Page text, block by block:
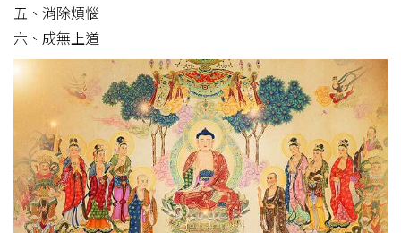
五、消除煩惱
六、成無上道